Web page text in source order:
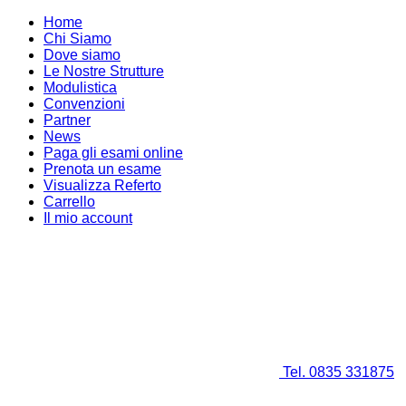
Home
Chi Siamo
Dove siamo
Le Nostre Strutture
Modulistica
Convenzioni
Partner
News
Paga gli esami online
Prenota un esame
Visualizza Referto
Carrello
Il mio account
Tel. 0835 331875